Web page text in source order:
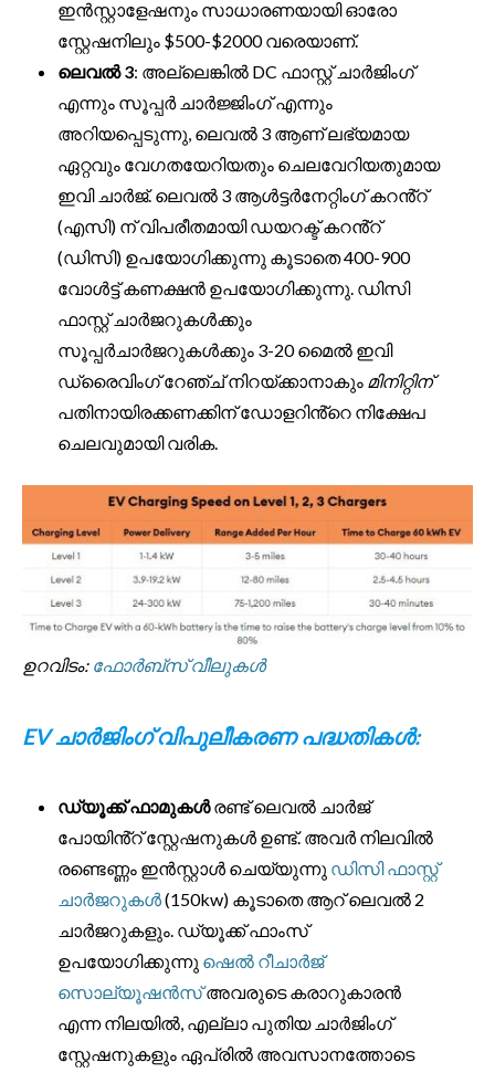
ഇൻസ്റ്റാളേഷനും സാധാരണയായി ഓരോ
സ്റ്റേഷനിലും $500-$2000 വരെയാണ്.
ലെവൽ 3: അല്ലെങ്കിൽ DC ഫാസ്റ്റ് ചാർജിംഗ്
എന്നും സൂപ്പർ ചാർജ്ജിംഗ് എന്നും
അറിയപ്പെടുന്നു, ലെവൽ 3 ആണ് ലഭ്യമായ
ഏറ്റവും വേഗതയേറിയതും ചെലവേറിയതുമായ
ഇവി ചാർജ്. ലെവൽ 3 ആൾട്ടർനേറ്റിംഗ് കറൻ്റ്
(എസി) ന് വിപരീതമായി ഡയറക്ട് കറൻ്റ്
(ഡിസി) ഉപയോഗിക്കുന്നു കൂടാതെ 400-900
വോൾട്ട് കണക്ഷൻ ഉപയോഗിക്കുന്നു. ഡിസി
ഫാസ്റ്റ് ചാർജറുകൾക്കും
സൂപ്പർചാർജറുകൾക്കും 3-20 മൈൽ ഇവി
ഡ്രൈവിംഗ് റേഞ്ച് നിറയ്ക്കാനാകും മിനിറ്റിന്
പതിനായിരക്കണക്കിന് ഡോളറിൻ്റെ നിക്ഷേപ
ചെലവുമായി വരിക.
ഉറവിടം: ഫോർബ്സ് വീലുകൾ
EV ചാർജിംഗ് വിപുലീകരണ പദ്ധതികൾ:
ഡ്യൂക്ക് ഫാമുകൾരണ്ട് ലെവൽ ചാർജ്
പോയിൻ്റ് സ്റ്റേഷനുകൾ ഉണ്ട്. അവർ നിലവിൽ
രണ്ടെണ്ണം ഇൻസ്റ്റാൾ ചെയ്യുന്നു ഡിസി ഫാസ്റ്റ്
ചാർജറുകൾ(150kw) കൂടാതെ ആറ് ലെവൽ 2
ചാർജറുകളും. ഡ്യൂക്ക് ഫാംസ്
ഉപയോഗിക്കുന്നു ഷെൽ റീചാർജ്
സൊല്യൂഷൻസ്അവരുടെ കരാറുകാരൻ
എന്ന നിലയിൽ, എല്ലാ പുതിയ ചാർജിംഗ്
സ്റ്റേഷനുകളും ഏപ്രിൽ അവസാനത്തോടെ